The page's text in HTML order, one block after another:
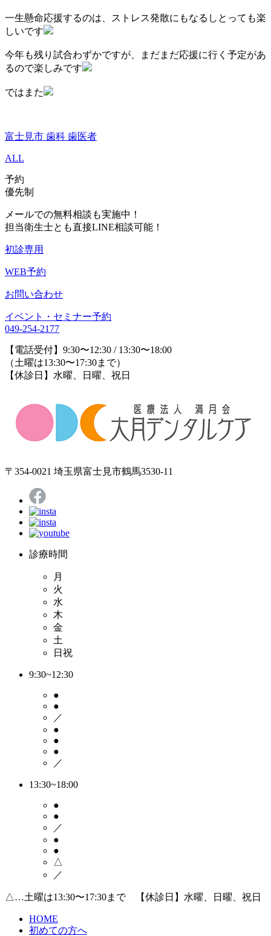
一生懸命応援するのは、ストレス発散にもなるしとっても楽
しいです
今年も残り試合わずかですが、まだまだ応援に行く予定があ
るので楽しみです
ではまた
富士見市 歯科 歯医者
ALL
予約
優先制
メールでの無料相談も実施中！
担当衛生士とも直接LINE相談可能！
初診専用
WEB予約
お問い合わせ
イベント・セミナー予約
049-254-2177
【電話受付】9:30〜12:30 / 13:30〜18:00
（土曜は13:30〜17:30まで）
【休診日】水曜、日曜、祝日
〒354-0021 埼玉県富士見市鶴馬3530-11
診療時間
月
火
水
木
金
土
日祝
9:30~12:30
●
●
／
●
●
●
／
13:30~18:00
●
●
／
●
●
△
／
△…土曜は13:30〜17:30まで 【休診日】水曜、日曜、祝日
HOME
初めての方へ